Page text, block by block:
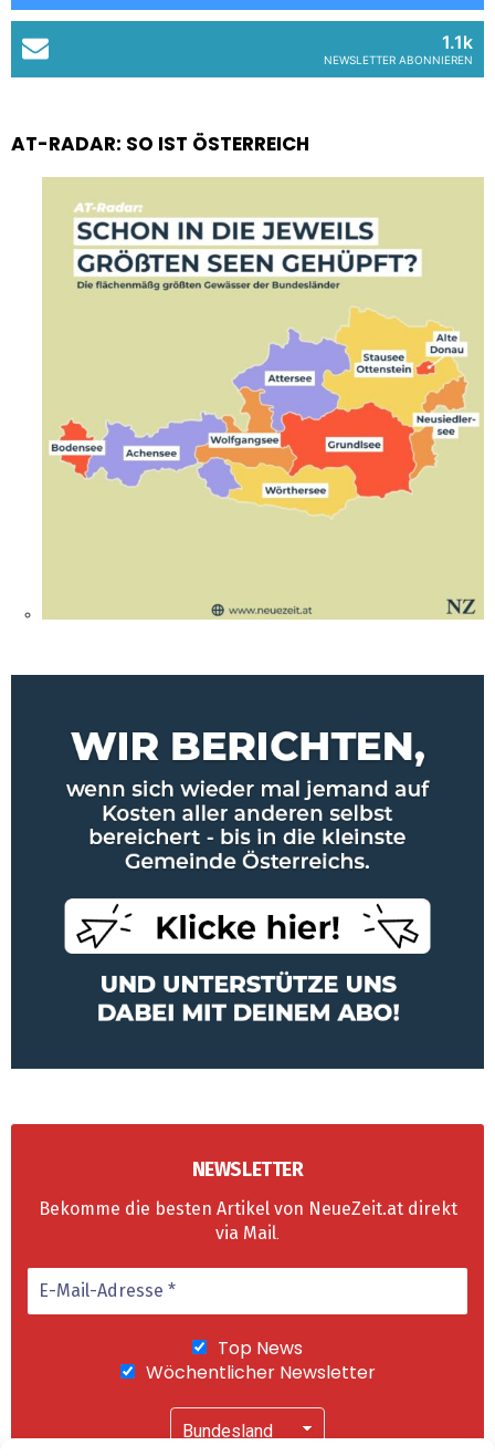
1.1k
NEWSLETTER ABONNIEREN
AT-RADAR: SO IST ÖSTERREICH
NEWSLETTER
Bekomme die besten Artikel von NeueZeit.at direkt
via Mail.
Top News
Wöchentlicher Newsletter